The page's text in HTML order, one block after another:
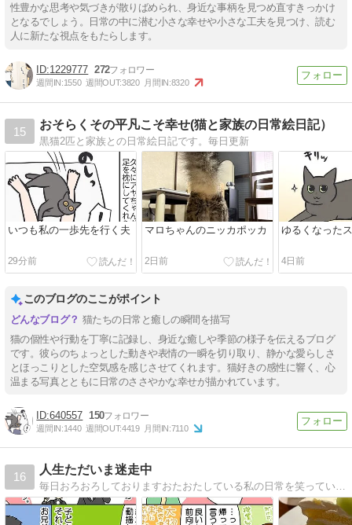
性豊かな思考や気づきが散りばめられ、身近な事柄を見つめ直すきっかけ
となるでしょう。日常の中に潜む小さな幸せや小さな工夫を見つけ、読む
人に新たな視点をもたらします。
1229777 272
週間IN:1550 週間OUT:3820 月間IN:8320
15
おそらくその平凡こそ幸せ(猫と家族の日常絵日記）
黒猫2匹と家族との日常絵日記です。毎日更新
いつも私の一歩先を行く夫
29分前
マロちゃんのニッカポッカ
2日前
ゆるくなった
4日前
このブログのここがポイント
猫たちの日常と癒しの瞬間を描写
猫の個性や行動を丁寧に記録し、身近な癒しや季節の様子を伝えるブログ
です。彼らのちょっとした動きや表情の一瞬を切り取り、静かな愛らしさ
とほっこりとした空気感を感じさせてくれます。猫好きの感性に響く、心
温まる写真とともに日常のささやかな幸せが描かれています。
640557 150
週間IN:1440 週間OUT:4419 月間IN:7110
16
人生ただいま迷走中
毎日おろおろしておりますおたおたしている私の日常を笑っていただければこれ幸い